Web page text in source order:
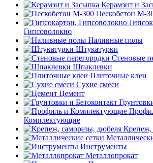
Керамзит и
Пескобетон М-
Гипсоволокно
Наливные полы
Штукатурки
Стеновые
Шпаклевки
Плиточные клеи
Сухие смеси
Цемент
Комплектующие
Крепеж,
Инструменты
Металлопрокат